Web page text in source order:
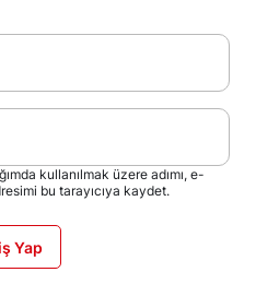
kullanılmak üzere adımı, e-
bu tarayıcıya kaydet.
Yap